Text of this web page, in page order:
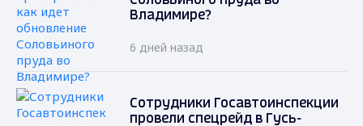
Владимире?
6 дней назад
Сотрудники Госавтоинспекции
провели спецрейд в Гусь-